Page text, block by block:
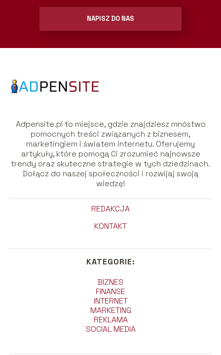
NAPISZ DO NAS
Adpensite.pl to miejsce, gdzie znajdziesz mnóstwo
pomocnych treści związanych z biznesem,
marketingiem i światem internetu. Oferujemy
artykuły, które pomogą Ci zrozumieć najnowsze
trendy oraz skuteczne strategie w tych dziedzinach.
Dołącz do naszej społeczności i rozwijaj swoją
wiedzę!
REDAKCJA
KONTAKT
KATEGORIE:
BIZNES
FINANSE
INTERNET
MARKETING
REKLAMA
SOCIAL MEDIA